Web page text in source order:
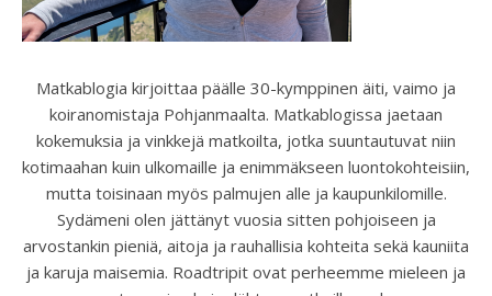
Matkablogia kirjoittaa päälle 30-kymppinen äiti, vaimo ja
koiranomistaja Pohjanmaalta. Matkablogissa jaetaan
kokemuksia ja vinkkejä matkoilta, jotka suuntautuvat niin
kotimaahan kuin ulkomaille ja enimmäkseen luontokohteisiin,
mutta toisinaan myös palmujen alle ja kaupunkilomille.
Sydämeni olen jättänyt vuosia sitten pohjoiseen ja
arvostankin pieniä, aitoja ja rauhallisia kohteita sekä kauniita
ja karuja maisemia. Roadtripit ovat perheemme mieleen ja